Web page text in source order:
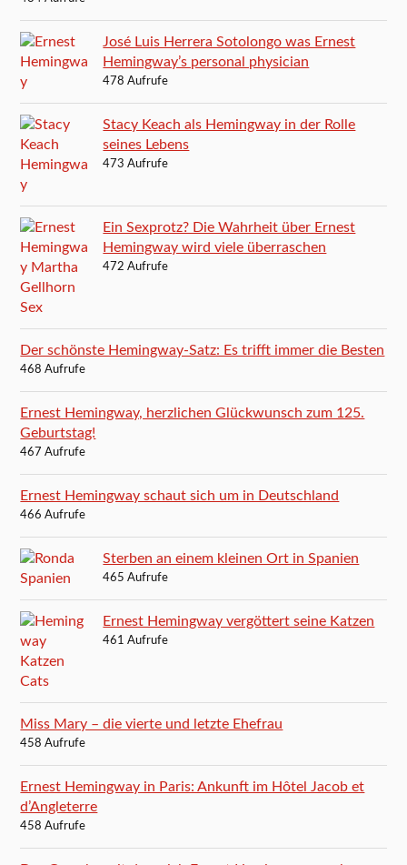
José Luis Herrera Sotolongo was Ernest
Hemingway’s personal physician
478 Aufrufe
Stacy Keach als Hemingway in der Rolle
seines Lebens
473 Aufrufe
Ein Sexprotz? Die Wahrheit über Ernest
Hemingway wird viele überraschen
472 Aufrufe
Der schönste Hemingway-Satz: Es trifft immer die Besten
468 Aufrufe
Ernest Hemingway, herzlichen Glückwunsch zum 125.
Geburtstag!
467 Aufrufe
Ernest Hemingway schaut sich um in Deutschland
466 Aufrufe
Sterben an einem kleinen Ort in Spanien
465 Aufrufe
Ernest Hemingway vergöttert seine Katzen
461 Aufrufe
Miss Mary – die vierte und letzte Ehefrau
458 Aufrufe
Ernest Hemingway in Paris: Ankunft im Hôtel Jacob et
d’Angleterre
458 Aufrufe